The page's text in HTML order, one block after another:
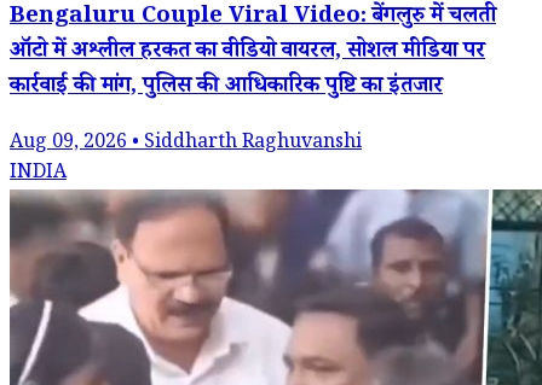
Bengaluru Couple Viral Video: बेंगलुरु में चलती
ऑटो में अश्लील हरकत का वीडियो वायरल, सोशल मीडिया पर
कार्रवाई की मांग, पुलिस की आधिकारिक पुष्टि का इंतजार
Aug 09, 2026 • Siddharth Raghuvanshi
INDIA